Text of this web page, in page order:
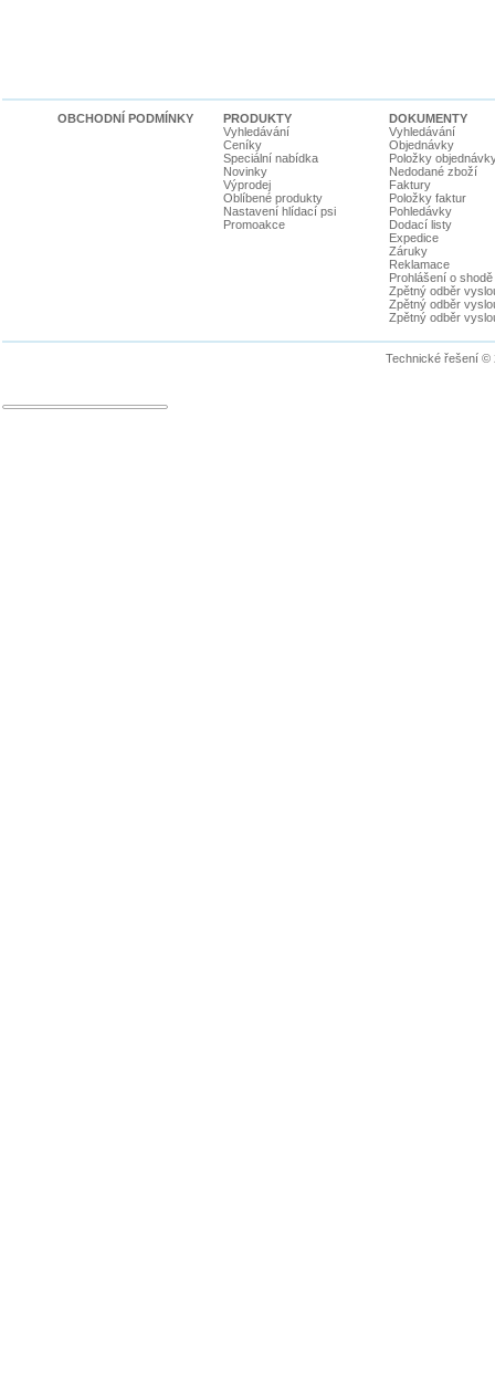
OBCHODNÍ PODMÍNKY
PRODUKTY
Vyhledávání
Ceníky
Speciální nabídka
Novinky
Výprodej
Oblíbené produkty
Nastavení hlídací psi
Promoakce
DOKUMENTY
Vyhledávání
Objednávky
Položky
Nedodané zboží
Faktury
Položky faktur
Pohledávky
Dodací listy
Expedice
Záruky
Reklamace
Prohlášení o shodě
Zpětný odběr
Zpětný odběr
Zpětný odběr
Technické řešení ©